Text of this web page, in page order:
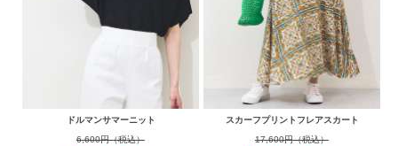
ドルマンサマーニット
6,600円（税込）
スカーフプリントフレアスカート
17,600円（税込）